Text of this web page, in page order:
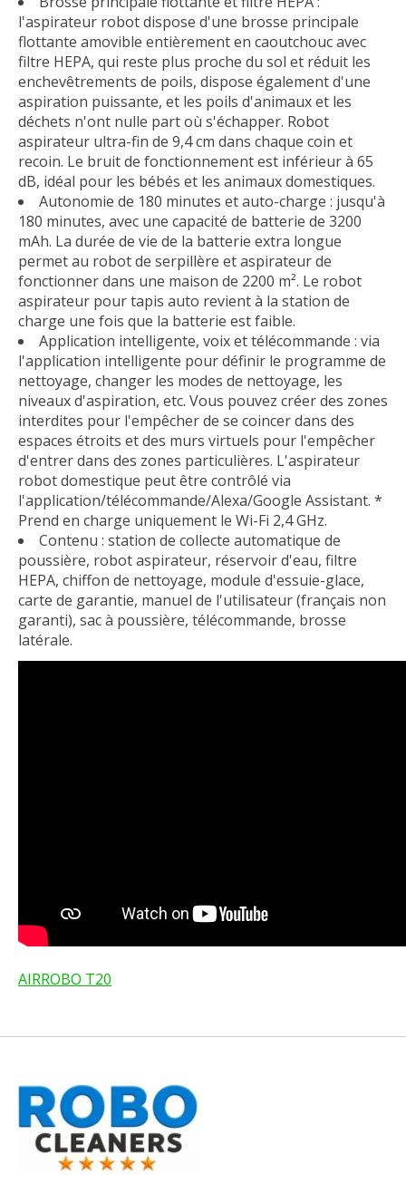
l'aspirateur robot dispose d'une brosse principale
flottante amovible entièrement en caoutchouc avec
filtre HEPA, qui reste plus proche du sol et réduit les
enchevêtrements de poils, dispose également d'une
aspiration puissante, et les poils d'animaux et les
déchets n'ont nulle part où s'échapper. Robot
aspirateur ultra-fin de 9,4 cm dans chaque coin et
recoin. Le bruit de fonctionnement est inférieur à 65
dB, idéal pour les bébés et les animaux domestiques.
Autonomie de 180 minutes et auto-charge : jusqu'à
180 minutes, avec une capacité de batterie de 3200
mAh. La durée de vie de la batterie extra longue
permet au robot de serpillère et aspirateur de
fonctionner dans une maison de 2200 m². Le robot
aspirateur pour tapis auto revient à la station de
charge une fois que la batterie est faible.
Application intelligente, voix et télécommande : via
l'application intelligente pour définir le programme de
nettoyage, changer les modes de nettoyage, les
niveaux d'aspiration, etc. Vous pouvez créer des zones
interdites pour l'empêcher de se coincer dans des
espaces étroits et des murs virtuels pour l'empêcher
d'entrer dans des zones particulières. L'aspirateur
robot domestique peut être contrôlé via
l'application/télécommande/Alexa/Google Assistant. *
Prend en charge uniquement le Wi-Fi 2,4 GHz.
Contenu : station de collecte automatique de
poussière, robot aspirateur, réservoir d'eau, filtre
HEPA, chiffon de nettoyage, module d'essuie-glace,
carte de garantie, manuel de l'utilisateur (français non
garanti), sac à poussière, télécommande, brosse
latérale.
AIRROBO T20